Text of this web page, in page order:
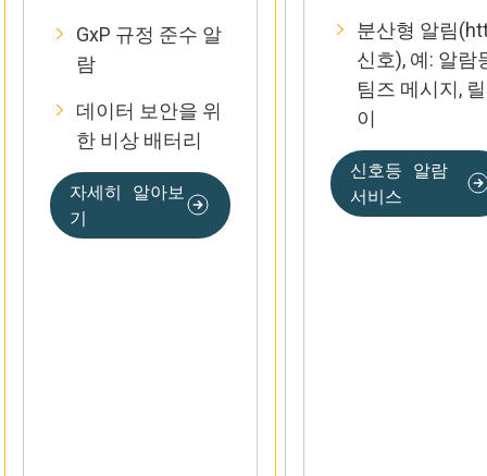
GxP 규정 준수 알
람
데이터 보안을 위
한 비상 배터리
자세히 알아보
기
분산형 알림
신호), 예: 알람
팀즈 메시지,
이
신호등 알람
서비스